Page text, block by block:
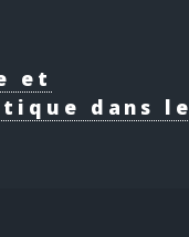
et
dans le